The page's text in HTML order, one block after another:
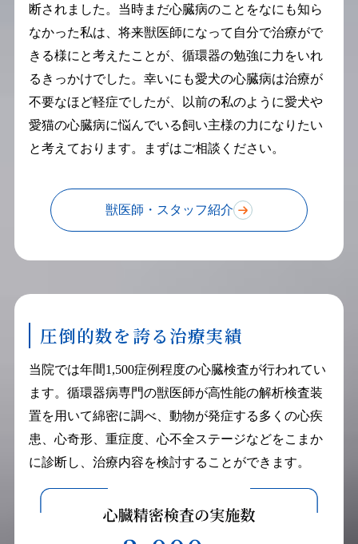
断されました。当時まだ心臓病のことをなにも知ら
なかった私は、将来獣医師になって自分で治療がで
きる様にと考えたことが、循環器の勉強に力をいれ
るきっかけでした。幸いにも愛犬の心臓病は治療が
不要なほど軽症でしたが、以前の私のように愛犬や
愛猫の心臓病に悩んでいる飼い主様の力になりたい
と考えております。まずはご相談ください。
獣医師・スタッフ紹介
圧倒的数を誇る治療実績
当院では年間1,500症例程度の心臓検査が行われてい
ます。循環器病専門の獣医師が高性能の解析検査装
置を用いて綿密に調べ、動物が発症する多くの心疾
患、心奇形、重症度、心不全ステージなどをこまか
に診断し、治療内容を検討することができます。